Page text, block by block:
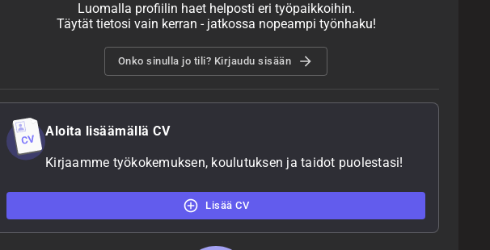
Luomalla profiilin haet helposti eri työpaikkoihin.
Täytät tietosi vain kerran - jatkossa nopeampi työnhaku!
Onko sinulla jo tili? Kirjaudu sisään
Aloita lisäämällä CV
Kirjaamme työkokemuksen, koulutuksen ja taidot puolestasi!
Lisää CV